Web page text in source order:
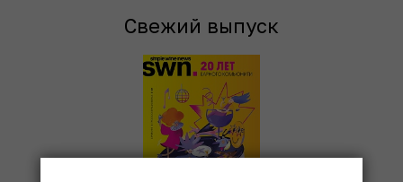
Свежий выпуск